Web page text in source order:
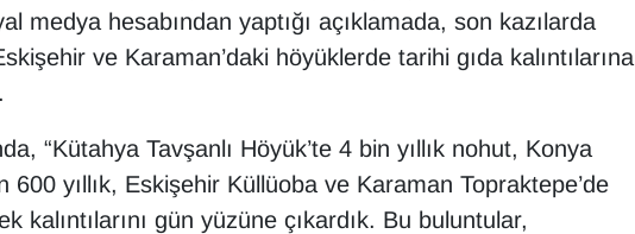
medya hesabından yaptığı açıklamada, son kazılarda
ve Karaman’daki höyüklerde tarihi gıda kalıntılarına
“Kütahya Tavşanlı Höyük’te 4 bin yıllık nohut, Konya
600 yıllık, Eskişehir Küllüoba ve Karaman Topraktepe’de
kalıntılarını gün yüzüne çıkardık. Bu buluntular,